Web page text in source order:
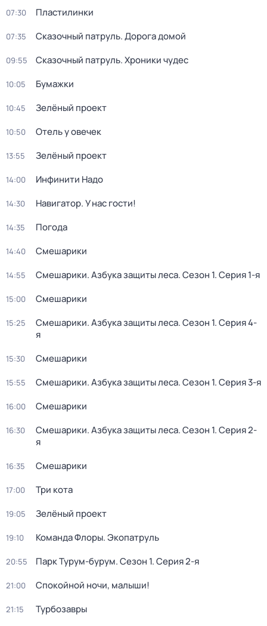
07:30 Пластилинки
07:35 Сказочный патруль. Дорога домой
09:55 Сказочный патруль. Хроники чудес
10:05 Бумажки
10:45 Зелёный проект
10:50 Отель у овечек
13:55 Зелёный проект
14:00 Инфинити Надо
14:30 Навигатор. У нас гости!
14:35 Погода
14:40 Смешарики
14:55 Смешарики. Азбука защиты леса. Сезон 1. Серия 1-я
15:00 Смешарики
15:25 Смешарики. Азбука защиты леса. Сезон 1. Серия 4-
я
15:30 Смешарики
15:55 Смешарики. Азбука защиты леса. Сезон 1. Серия 3-я
16:00 Смешарики
16:30 Смешарики. Азбука защиты леса. Сезон 1. Серия 2-
я
16:35 Смешарики
17:00 Три кота
19:05 Зелёный проект
19:10 Команда Флоры. Экопатруль
20:55 Парк Турум-бурум. Сезон 1. Серия 2-я
21:00 Спокойной ночи, малыши!
21:15 Турбозавры